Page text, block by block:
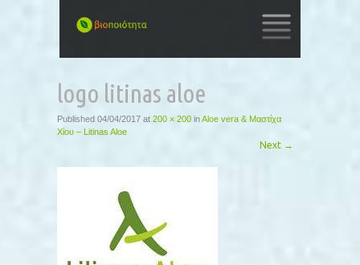
CONTENT
logo litinas aloe
Published 04/04/2017 at 200 × 200 inAloe vera & Μαστίχα
Χίου – Litinas Aloe
Next →